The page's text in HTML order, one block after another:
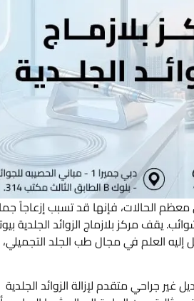
الحالات، فإنها قد تسبب إزعاجاً
يقف مركز بلازماج الزوائد الجلدية
إليه العلم في مجال طب الجلد التجميلي،
غير جراحي متقدم لإزالة الزوائد الجلدية